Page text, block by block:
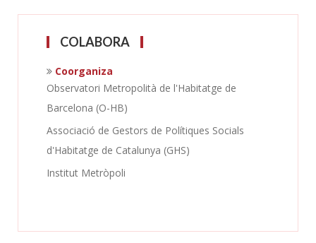
COLABORA
Coorganiza
Observatori Metropolità de l'Habitatge de
Barcelona (O-HB)
Associació de Gestors de Polítiques Socials
d'Habitatge de Catalunya (GHS)
Institut Metròpoli